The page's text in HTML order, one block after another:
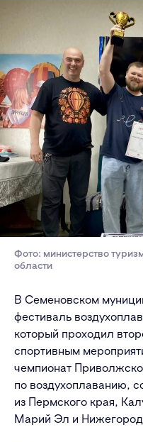
Фото: министерство
области
В Семеновском
фестиваль
который проходил
спортивным
чемпионат
по воздухоплаванию,
из Пермского края,
Марий Эл и